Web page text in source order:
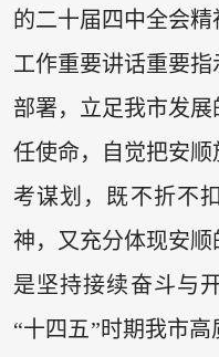
的二十届四中全会
工作重要讲话重要
部署，立足我市发
任使命，自觉把安
考谋划，既不折不
神，又充分体现安
是坚持接续奋斗与
“十四五”时期我市